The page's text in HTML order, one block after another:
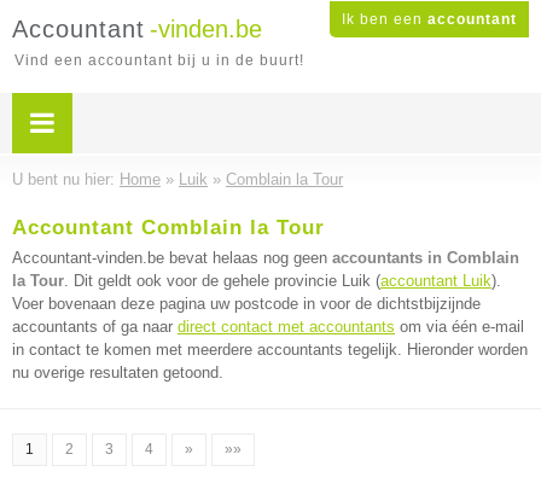
Ik ben een accountant
Accountant -vinden.be
Vind een accountant bij u in de buurt!
U bent nu hier: Home » Luik » Comblain la Tour
Accountant Comblain la Tour
Accountant-vinden.be bevat helaas nog geen accountants in Comblain
la Tour. Dit geldt ook voor de gehele provincie Luik (accountant Luik).
Voer bovenaan deze pagina uw postcode in voor de dichtstbijzijnde
accountants of ga naar direct contact met accountants om via één e-mail
in contact te komen met meerdere accountants tegelijk. Hieronder worden
nu overige resultaten getoond.
1 2 3 4 » »»